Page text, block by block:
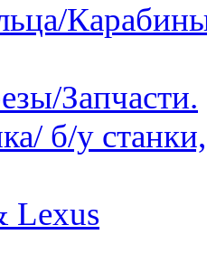
Запчасти.
б/у
Lexus